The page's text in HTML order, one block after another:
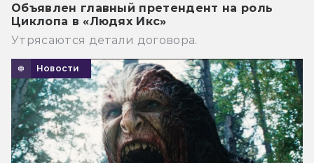
Объявлен главный претендент на роль
Циклопа в «Людях Икс»
Утрясаются детали договора.
Новости